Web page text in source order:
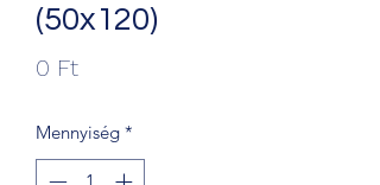
(50x120)
0 FtÁr
Mennyiség *